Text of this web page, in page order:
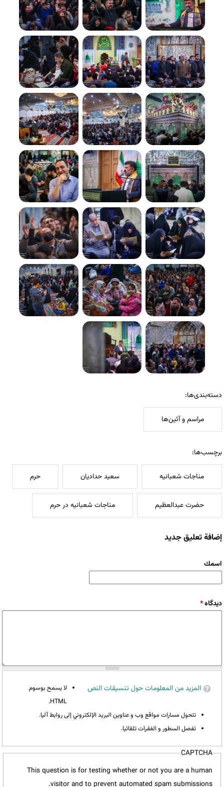
دسته‌بندی‌ها:
مراسم و آئین‌ها
برچسب‌ها:
مناجات شعبانیه سعید حدادیان حرم
حضرت عبدالعظیم مناجات شعبانیه در حرم
إضافة تعليق جديد
‏اسمك ‏
‏دیدگاه ‏*
المزيد من المعلومات حول تنسيقات النص
لا يسمح بوسوم
HTML.
تتحول مسارات مواقع وب و عناوين البريد الإلكتروني إلى روابط آليا.
تفصل السطور و الفقرات تلقائيا.
CAPTCHA
This question is for testing whether or not you are a human
visitor and to prevent automated spam submissions.